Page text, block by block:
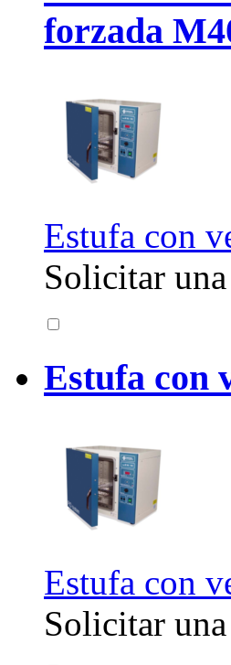
forzada
Estufa con
Solicitar
Estufa con
Estufa con
Solicitar